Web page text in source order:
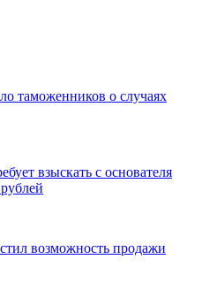
таможенников о случаях
взыскать с основателя
возможность продажи